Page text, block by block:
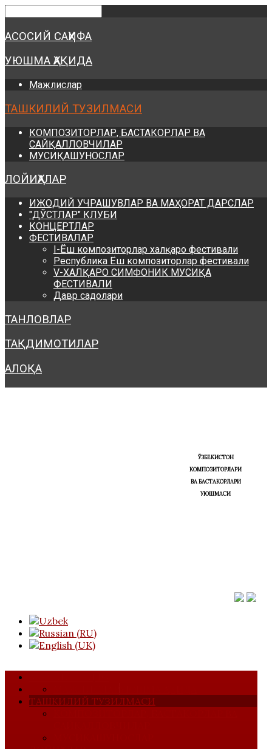
АСОСИЙ САҲИФА
УЮШМА ҲАҚИДА
Мажлислар
ТАШКИЛИЙ ТУЗИЛМАСИ
КОМПОЗИТОРЛАР, БАСТАКОРЛАР ВА
САЙҚАЛЛОВЧИЛАР
МУСИҚАШУНОСЛАР
ЛОЙИҲАЛАР
ИЖОДИЙ УЧРАШУВЛАР ВА МАҲОРАТ ДАРСЛАР
"ДЎСТЛАР" КЛУБИ
КОНЦЕРТЛАР
ФЕСТИВАЛАР
I-Ёш композиторлар халқаро фестивали
Республика Ёш композиторлар фестивали
V-ХАЛҚАРО СИМФОНИК МУСИҚА
ФЕСТИВАЛИ
Давр садолари
ТАНЛОВЛАР
ТАҚДИМОТИЛАР
АЛОҚА
ЎЗБЕКИСТОН
КОМПОЗИТОРЛАРИ
ВА БАСТАКОРЛАРИ
УЮШМАСИ
ТАШКИЛИЙ ТУЗИЛМАСИ
Предыдущий
год
Предыдущий
месяц
Следующий
год
Следующий
месяц